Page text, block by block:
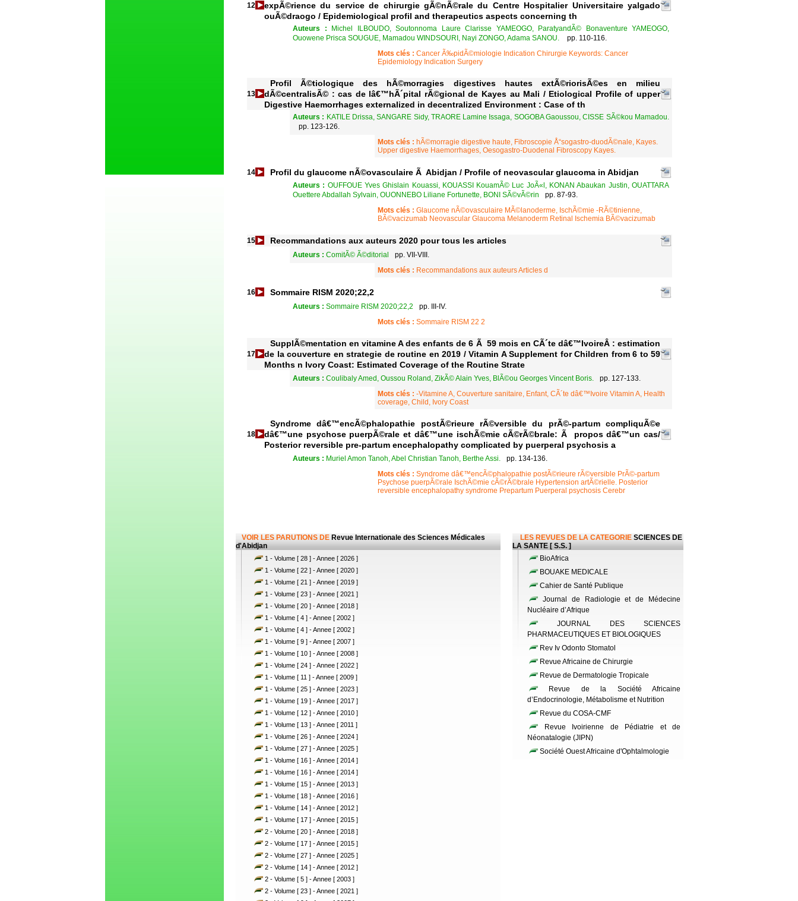
12
expÃ©rience du service de chirurgie gÃ©nÃ©rale du Centre Hospitalier Universitaire yalgado
ouÃ©draogo / Epidemiological profil and therapeutics aspects concerning th
Auteurs :
Michel ILBOUDO, Soutonnoma Laure Clarisse YAMEOGO, ParatyandÃ© Bonaventure YAMEOGO,
Ouowene Prisca SOUGUE, Mamadou WINDSOURI, Nayi ZONGO, Adama SANOU.
pp. 110-116.
Mots clés : Cancer Ã‰pidÃ©miologie Indication Chirurgie Keywords: Cancer
Epidemiology Indication Surgery
13
Profil Ã©tiologique des hÃ©morragies digestives hautes extÃ©riorisÃ©es en milieu
dÃ©centralisÃ© : cas de lâ€™hÃ´pital rÃ©gional de Kayes au Mali / Etiological Profile of upper
Digestive Haemorrhages externalized in decentralized Environment : Case of th
Auteurs : KATILE Drissa, SANGARE Sidy, TRAORE Lamine Issaga, SOGOBA Gaoussou, CISSE SÃ©kou Mamadou.
pp. 123-126.
Mots clés : hÃ©morragie digestive haute, Fibroscopie Å“sogastro-duodÃ©nale, Kayes.
Upper digestive Haemorrhages, Oesogastro-Duodenal Fibroscopy Kayes.
14 Profil du glaucome nÃ©ovasculaire Ã Abidjan / Profile of neovascular glaucoma in Abidjan
Auteurs : OUFFOUE Yves Ghislain Kouassi, KOUASSI KouamÃ© Luc JoÃ«l, KONAN Abaukan Justin, OUATTARA
Ouettere Abdallah Sylvain, OUONNEBO Liliane Fortunette, BONI SÃ©vÃ©rin
pp. 87-93.
Mots clés : Glaucome nÃ©ovasculaire MÃ©lanoderme, IschÃ©mie -RÃ©tinienne,
BÃ©vacizumab Neovascular Glaucoma Melanoderm Retinal Ischemia BÃ©vacizumab
15 Recommandations aux auteurs 2020 pour tous les articles
Auteurs : ComitÃ© Ã©ditorial
pp. VII-VIII.
Mots clés : Recommandations aux auteurs Articles d
16 Sommaire RISM 2020;22,2
Auteurs : Sommaire RISM 2020;22,2
pp. III-IV.
Mots clés : Sommaire RISM 22 2
17
SupplÃ©mentation en vitamine A des enfants de 6 Ã 59 mois en CÃ´te dâ€™IvoireÂ : estimation
de la couverture en strategie de routine en 2019 / Vitamin A Supplement for Children from 6 to 59
Months n Ivory Coast: Estimated Coverage of the Routine Strate
Auteurs : Coulibaly Amed, Oussou Roland, ZikÃ© Alain Yves, BlÃ©ou Georges Vincent Boris.
pp. 127-133.
Mots clés : -Vitamine A, Couverture sanitaire, Enfant, CÃ´te dâ€™Ivoire Vitamin A, Health
coverage, Child, Ivory Coast
18
Syndrome dâ€™encÃ©phalopathie postÃ©rieure rÃ©versible du prÃ©-partum compliquÃ©e
dâ€™une psychose puerpÃ©rale et dâ€™une ischÃ©mie cÃ©rÃ©brale: Ã propos dâ€™un cas/
Posterior reversible pre-partum encephalopathy complicated by puerperal psychosis a
Auteurs : Muriel Amon Tanoh, Abel Christian Tanoh, Berthe Assi.
pp. 134-136.
Mots clés : Syndrome dâ€™encÃ©phalopathie postÃ©rieure rÃ©versible PrÃ©-partum
Psychose puerpÃ©rale IschÃ©mie cÃ©rÃ©brale Hypertension artÃ©rielle. Posterior
reversible encephalopathy syndrome Prepartum Puerperal psychosis Cerebr
VOIR LES PARUTIONS DE Revue Internationale des Sciences Médicales
d'Abidjan
1 - Volume [ 28 ] - Annee [ 2026 ]
1 - Volume [ 22 ] - Annee [ 2020 ]
1 - Volume [ 21 ] - Annee [ 2019 ]
1 - Volume [ 23 ] - Annee [ 2021 ]
1 - Volume [ 20 ] - Annee [ 2018 ]
1 - Volume [ 4 ] - Annee [ 2002 ]
1 - Volume [ 4 ] - Annee [ 2002 ]
1 - Volume [ 9 ] - Annee [ 2007 ]
1 - Volume [ 10 ] - Annee [ 2008 ]
1 - Volume [ 24 ] - Annee [ 2022 ]
1 - Volume [ 11 ] - Annee [ 2009 ]
1 - Volume [ 25 ] - Annee [ 2023 ]
1 - Volume [ 19 ] - Annee [ 2017 ]
1 - Volume [ 12 ] - Annee [ 2010 ]
1 - Volume [ 13 ] - Annee [ 2011 ]
1 - Volume [ 26 ] - Annee [ 2024 ]
1 - Volume [ 27 ] - Annee [ 2025 ]
1 - Volume [ 16 ] - Annee [ 2014 ]
1 - Volume [ 16 ] - Annee [ 2014 ]
1 - Volume [ 15 ] - Annee [ 2013 ]
1 - Volume [ 18 ] - Annee [ 2016 ]
1 - Volume [ 14 ] - Annee [ 2012 ]
1 - Volume [ 17 ] - Annee [ 2015 ]
2 - Volume [ 20 ] - Annee [ 2018 ]
2 - Volume [ 17 ] - Annee [ 2015 ]
2 - Volume [ 27 ] - Annee [ 2025 ]
2 - Volume [ 14 ] - Annee [ 2012 ]
2 - Volume [ 5 ] - Annee [ 2003 ]
2 - Volume [ 23 ] - Annee [ 2021 ]
LES REVUES DE LA CATEGORIE SCIENCES DE
LA SANTE [ S.S. ]
BioAfrica
BOUAKE MEDICALE
Cahier de Santé Publique
Journal de Radiologie et de Médecine
Nucléaire d’Afrique
JOURNAL DES SCIENCES
PHARMACEUTIQUES ET BIOLOGIQUES
Rev Iv Odonto Stomatol
Revue Africaine de Chirurgie
Revue de Dermatologie Tropicale
Revue de la Société Africaine
d’Endocrinologie, Métabolisme et Nutrition
Revue du COSA-CMF
Revue Ivoirienne de Pédiatrie et de
Néonatalogie (JIPN)
Société Ouest Africaine d'Ophtalmologie